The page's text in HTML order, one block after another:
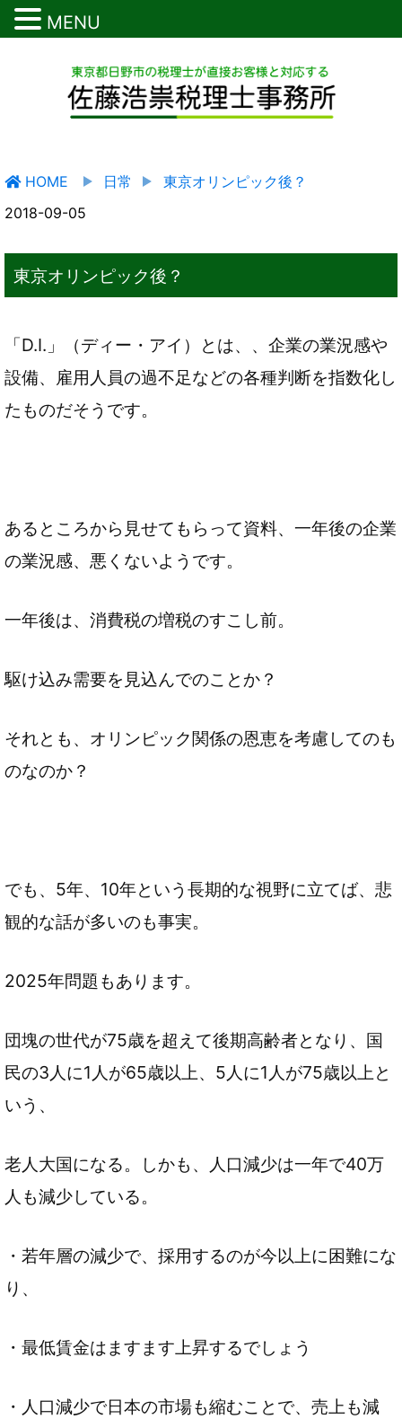
HOME 日常
東京オリンピック後？
2018-09-05
東京オリンピック後？
「D.I.」（ディー・アイ）とは、、企業の業況感や
設備、雇用人員の過不足などの各種判断を指数化し
たものだそうです。
あるところから見せてもらって資料、一年後の企業
の業況感、悪くないようです。
一年後は、消費税の増税のすこし前。
駆け込み需要を見込んでのことか？
それとも、オリンピック関係の恩恵を考慮してのも
のなのか？
でも、5年、10年という長期的な視野に立てば、悲
観的な話が多いのも事実。
2025年問題もあります。
団塊の世代が75歳を超えて後期高齢者となり、国
民の3人に1人が65歳以上、5人に1人が75歳以上と
いう、
老人大国になる。しかも、人口減少は一年で40万
人も減少している。
・若年層の減少で、採用するのが今以上に困難にな
り、
・最低賃金はますます上昇するでしょう
・人口減少で日本の市場も縮むことで、売上も減
MENU